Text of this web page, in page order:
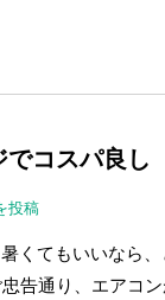
コスパ良し
投稿
くてもいいなら
告通り、エアコ